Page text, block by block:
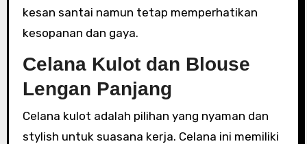
kesan santai namun tetap memperhatikan
kesopanan dan gaya.
Celana Kulot dan Blouse
Lengan Panjang
Celana kulot adalah pilihan yang nyaman dan
stylish untuk suasana kerja. Celana ini memiliki